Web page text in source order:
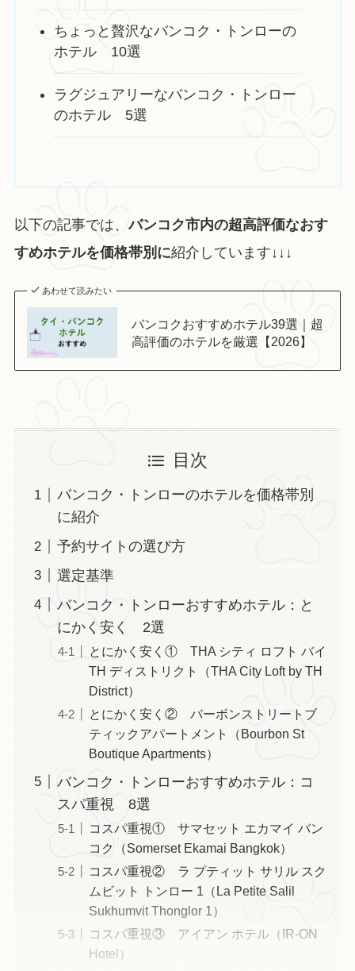
ちょっと贅沢なバンコク・トンローの
ホテル 10選
ラグジュアリーなバンコク・トンロー
のホテル 5選
以下の記事では、バンコク市内の超高評価なおす
すめホテルを価格帯別に紹介しています↓↓↓
あわせて読みたい
バンコクおすすめホテル39選｜超
高評価のホテルを厳選【2026】
目次
バンコク・トンローのホテルを価格帯別
に紹介
予約サイトの選び方
選定基準
バンコク・トンローおすすめホテル：と
にかく安く 2選
とにかく安く① THA シティ ロフト バイ
TH ディストリクト（THA City Loft by TH
District）
とにかく安く② バーボンストリートブ
ティックアパートメント（Bourbon St
Boutique Apartments）
バンコク・トンローおすすめホテル：コ
スパ重視 8選
コスパ重視① サマセット エカマイ バン
コク（Somerset Ekamai Bangkok）
コスパ重視② ラ プティット サリル スク
ムビット トンロー 1（La Petite Salil
Sukhumvit Thonglor 1）
コスパ重視③ アイアン ホテル（IR-ON
Hotel）